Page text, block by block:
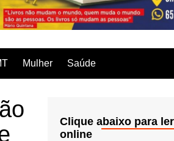
Mulher Saúde
Clique abaixo para
online